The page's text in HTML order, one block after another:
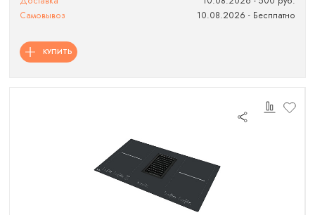
Самовывоз
10.08.2026 - Бесплатно
КУПИТЬ